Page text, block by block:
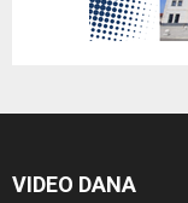
VIDEO DANA